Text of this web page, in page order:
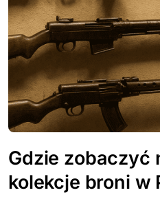
Gdzie zobaczyć
kolekcje broni w